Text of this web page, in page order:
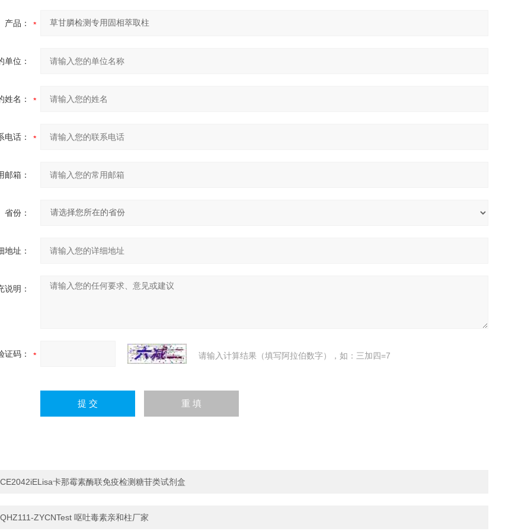
产品：
单位：
姓名：
电话：
邮箱：
省份：
地址：
说明：
证码： 请输入计算结果（填写阿拉伯数字），如：三加四=7
CE2042iELisa卡那霉素酶联免疫检测糖苷类试剂盒
QHZ111-ZYCNTest 呕吐毒素亲和柱厂家